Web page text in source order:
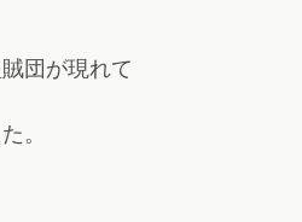
団が現れて
。